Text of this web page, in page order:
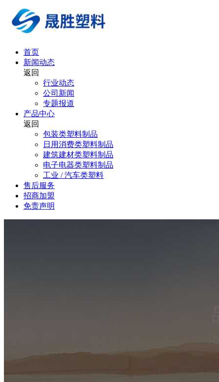
首页
新闻动态
返回
行业动态
公司新闻
专题报道
产品中心
返回
包装类塑料制品
日用消费类塑料制品
建筑建材类塑料制品
电子电器类塑料制品
工业 / 汽车类塑料
售后服务
招商加盟
免责声明